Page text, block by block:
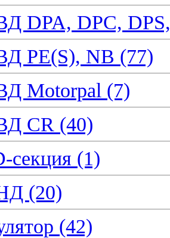
DPA, DPC,
PE(S), NB (77)
Motorpal (7)
CR (40)
секция (1)
(20)
(42)